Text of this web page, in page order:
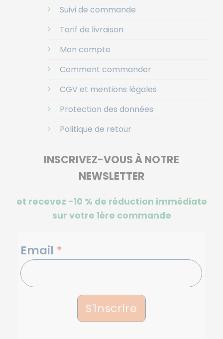
Suivi de commande
Tarif de livraison
Mon compte
Comment commander
CGV et mentions légales
Protection des données
Politique de retour
INSCRIVEZ-VOUS À NOTRE
NEWSLETTER
et recevez -10 % de réduction immédiate
sur votre 1ère commande
NEWSLETTERS
Email *
S'inscrire